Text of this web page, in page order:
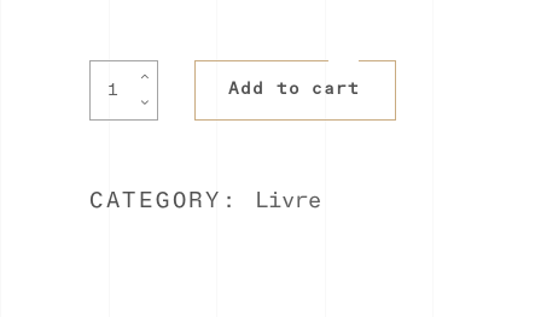
dépens
du
Lutz
Add to cart
CATEGORY: Livre